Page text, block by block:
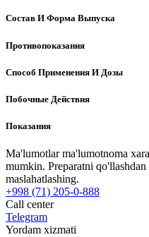
Состав И Форма Выпуска
Противопоказания
Способ Применения И Дозы
Побочные Действия
Показания
Ma'lumotlar ma'lumotnoma
mumkin. Preparatni
maslahatlashing.
+998 (71) 205-0-888
Call center
Telegram
Yordam xizmati